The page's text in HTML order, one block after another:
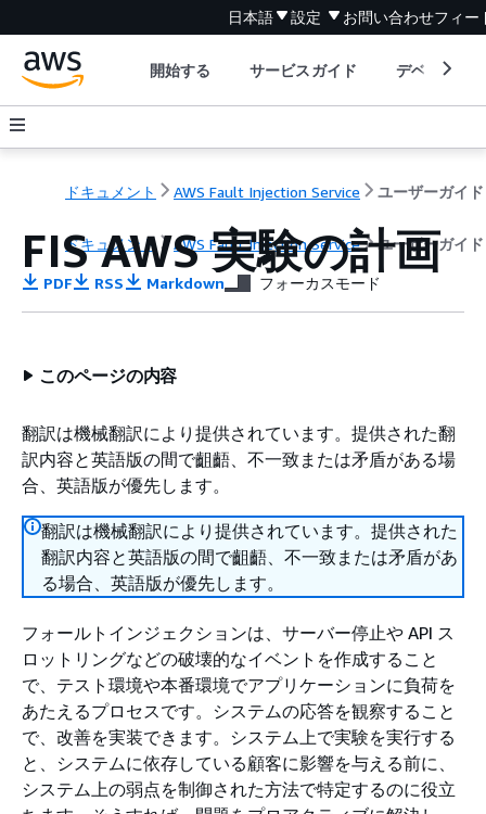
日本語 設定 お問い合わせフィー
開始する サービスガイド デベロッパ
ドキュメント AWS Fault Injection Service ユーザーガイド
ドキュメント AWS Fault Injection Service ユーザーガイド
FIS AWS 実験の計画
PDF RSS Markdown フォーカスモード
このページの内容
翻訳は機械翻訳により提供されています。提供された翻
訳内容と英語版の間で齟齬、不一致または矛盾がある場
合、英語版が優先します。
翻訳は機械翻訳により提供されています。提供された
翻訳内容と英語版の間で齟齬、不一致または矛盾があ
る場合、英語版が優先します。
フォールトインジェクションは、サーバー停止や API ス
ロットリングなどの破壊的なイベントを作成すること
で、テスト環境や本番環境でアプリケーションに負荷を
あたえるプロセスです。システムの応答を観察すること
で、改善を実装できます。システム上で実験を実行する
と、システムに依存している顧客に影響を与える前に、
システム上の弱点を制御された方法で特定するのに役立